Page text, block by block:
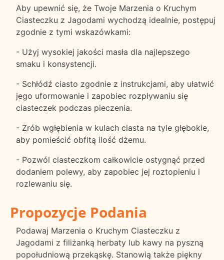
Aby upewnić się, że Twoje Marzenia o Kruchym
Ciasteczku z Jagodami wychodzą idealnie, postępuj
zgodnie z tymi wskazówkami:
- Użyj wysokiej jakości masła dla najlepszego
smaku i konsystencji.
- Schłódź ciasto zgodnie z instrukcjami, aby ułatwić
jego uformowanie i zapobiec rozpływaniu się
ciasteczek podczas pieczenia.
- Zrób wgłębienia w kulach ciasta na tyle głębokie,
aby pomieścić obfitą ilość dżemu.
- Pozwól ciasteczkom całkowicie ostygnąć przed
dodaniem polewy, aby zapobiec jej roztopieniu i
rozlewaniu się.
Propozycje Podania
Podawaj Marzenia o Kruchym Ciasteczku z
Jagodami z filiżanką herbaty lub kawy na pyszną
popołudniową przekąskę. Stanowią także piękny